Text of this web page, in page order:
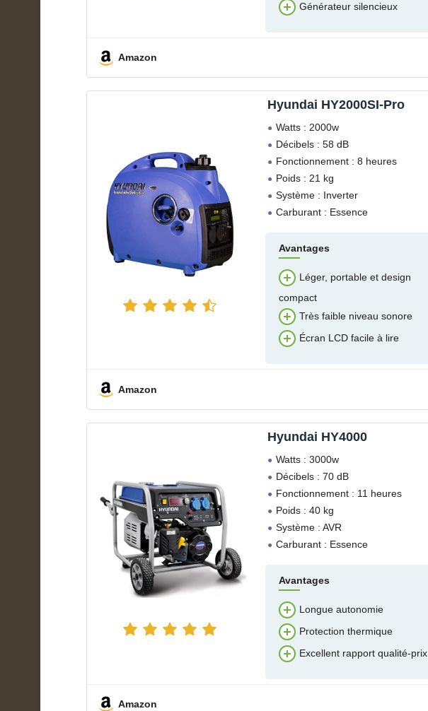
Générateur silencieux
Amazon
Hyundai HY2000SI-Pro
Watts : 2000w
Décibels : 58 dB
Fonctionnement : 8 heures
Poids : 21 kg
Système : Inverter
Carburant : Essence
Avantages
Léger, portable et design
compact
Très faible niveau sonore
Écran LCD facile à lire
Amazon
Hyundai HY4000
Watts : 3000w
Décibels : 70 dB
Fonctionnement : 11 heures
Poids : 40 kg
Système : AVR
Carburant : Essence
Avantages
Longue autonomie
Protection thermique
Excellent rapport qualité-prix
Amazon